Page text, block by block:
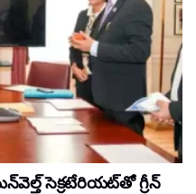
సెక్రటేరియట్‌తో గ్రీన్